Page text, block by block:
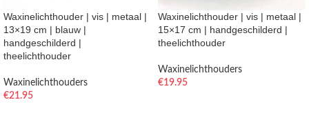
Waxinelichthouder | vis | metaal |
13×19 cm | blauw |
handgeschilderd |
theelichthouder
Waxinelichthouders
€21.95
Waxinelichthouder | vis | metaal |
15×17 cm | handgeschilderd |
theelichthouder
Waxinelichthouders
€19.95